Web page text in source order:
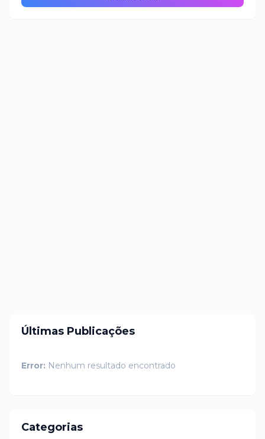
Últimas Publicações
Error: Nenhum resultado encontrado
Categorias